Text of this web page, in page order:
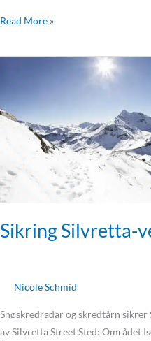
Read More »
Sikring Silvretta-
Nicole Schmid
Snøskredradar og skredtårn
av Silvretta Street Sted: Området